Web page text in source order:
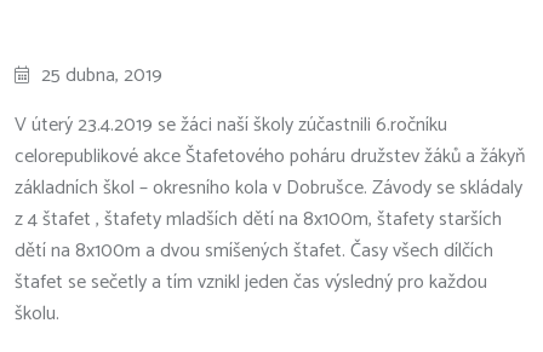
25 dubna, 2019
V úterý 23.4.2019 se žáci naší školy zúčastnili 6.ročníku
celorepublikové akce Štafetového poháru družstev žáků a žákyň
základních škol – okresního kola v Dobrušce. Závody se skládaly
z 4 štafet , štafety mladších dětí na 8x100m, štafety starších
dětí na 8x100m a dvou smíšených štafet. Časy všech dílčích
štafet se sečetly a tím vznikl jeden čas výsledný pro každou
školu.